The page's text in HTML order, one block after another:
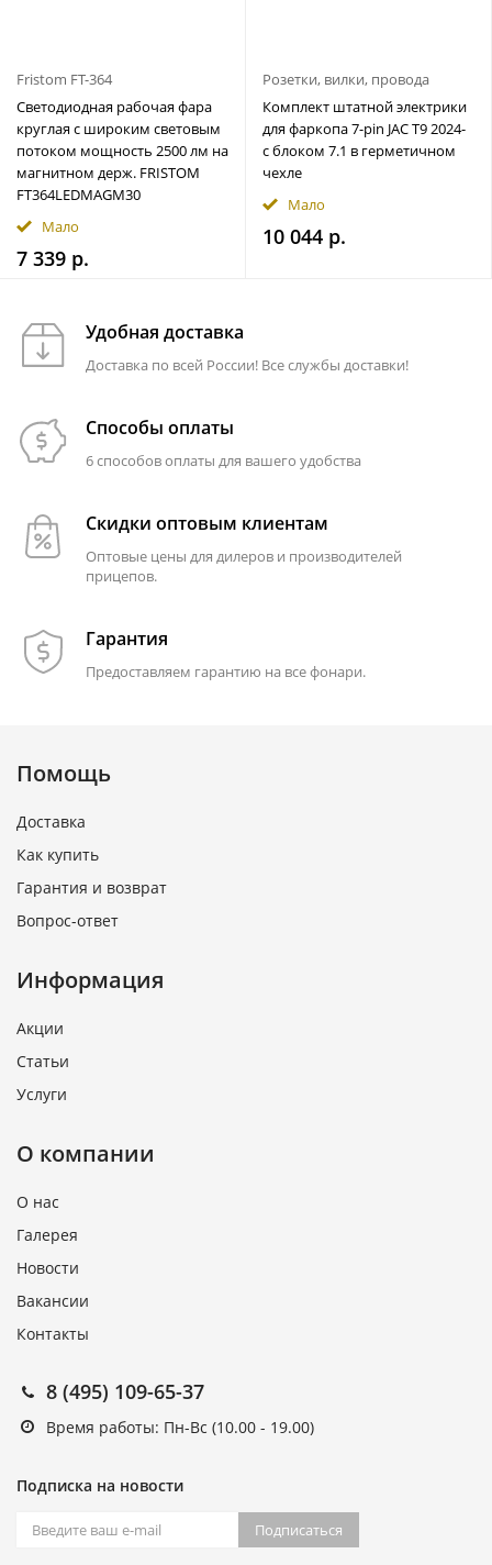
Fristom FT-364
Светодиодная рабочая фара
круглая с широким световым
потоком мощность 2500 лм на
магнитном держ. FRISTOM
FT364LEDMAGM30
Мало
7 339 р.
Розетки, вилки, провода
Комплект штатной электрики
для фаркопа 7-pin JAC T9 2024-
с блоком 7.1 в герметичном
чехле
Мало
10 044 р.
Удобная доставка
Доставка по всей России! Все службы доставки!
Способы оплаты
6 способов оплаты для вашего удобства
Скидки оптовым клиентам
Оптовые цены для дилеров и производителей
прицепов.
Гарантия
Предоставляем гарантию на все фонари.
Помощь
Доставка
Как купить
Гарантия и возврат
Вопрос-ответ
Информация
Акции
Статьи
Услуги
О компании
О нас
Галерея
Новости
Вакансии
Контакты
8 (495) 109-65-37
Время работы: Пн-Вс (10.00 - 19.00)
Подписка на новости
Подписаться